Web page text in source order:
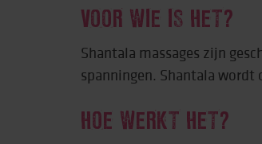
VOOR WIE IS HET?
Shantala massages zijn
spanningen. Shantala wordt
HOE WERKT HET?